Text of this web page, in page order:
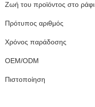
Ζωή του προϊόντος στο ράφι
Πρότυπος αριθμός
Χρόνος παράδοσης
OEM/ODM
Πιστοποίηση